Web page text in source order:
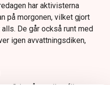
har aktivisterna
på morgonen, vilket gjort
De går också runt med
igen avvattningsdiken,